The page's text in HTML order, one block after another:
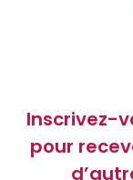
Inscrivez-
pour